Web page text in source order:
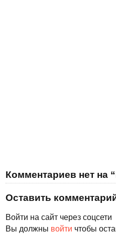
Комментариев нет на
Оставить
Войти на сайт через соцсети
Вы должны войти чтобы